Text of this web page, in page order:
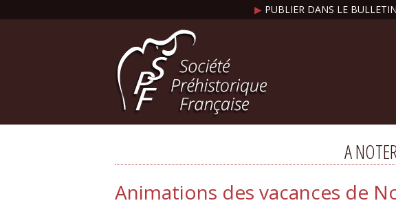
▶ PUBLIER DANS LE
A
Animations des vacances de